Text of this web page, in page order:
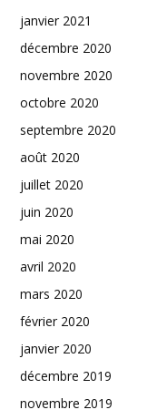
janvier 2021
décembre 2020
novembre 2020
octobre 2020
septembre 2020
août 2020
juillet 2020
juin 2020
mai 2020
avril 2020
mars 2020
février 2020
janvier 2020
décembre 2019
novembre 2019